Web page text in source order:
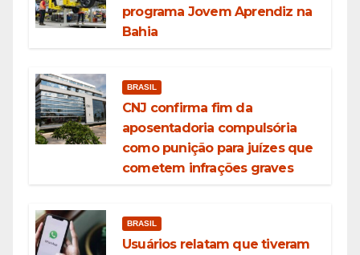
programa Jovem Aprendiz na
Bahia
BRASIL
CNJ confirma fim da
aposentadoria compulsória
como punição para juízes que
cometem infrações graves
BRASIL
Usuários relatam que tiveram